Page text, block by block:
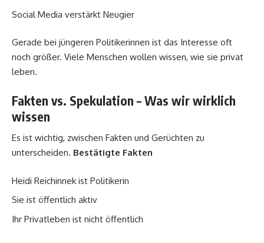
Social Media verstärkt Neugier
Gerade bei jüngeren Politikerinnen ist das Interesse oft
noch größer. Viele Menschen wollen wissen, wie sie privat
leben.
Fakten vs. Spekulation – Was wir wirklich
wissen
Es ist wichtig, zwischen Fakten und Gerüchten zu
unterscheiden. Bestätigte Fakten
Heidi Reichinnek ist Politikerin
Sie ist öffentlich aktiv
Ihr Privatleben ist nicht öffentlich